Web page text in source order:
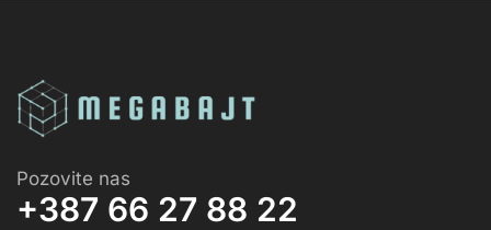
Pozovite nas
+387 66 27 88 22